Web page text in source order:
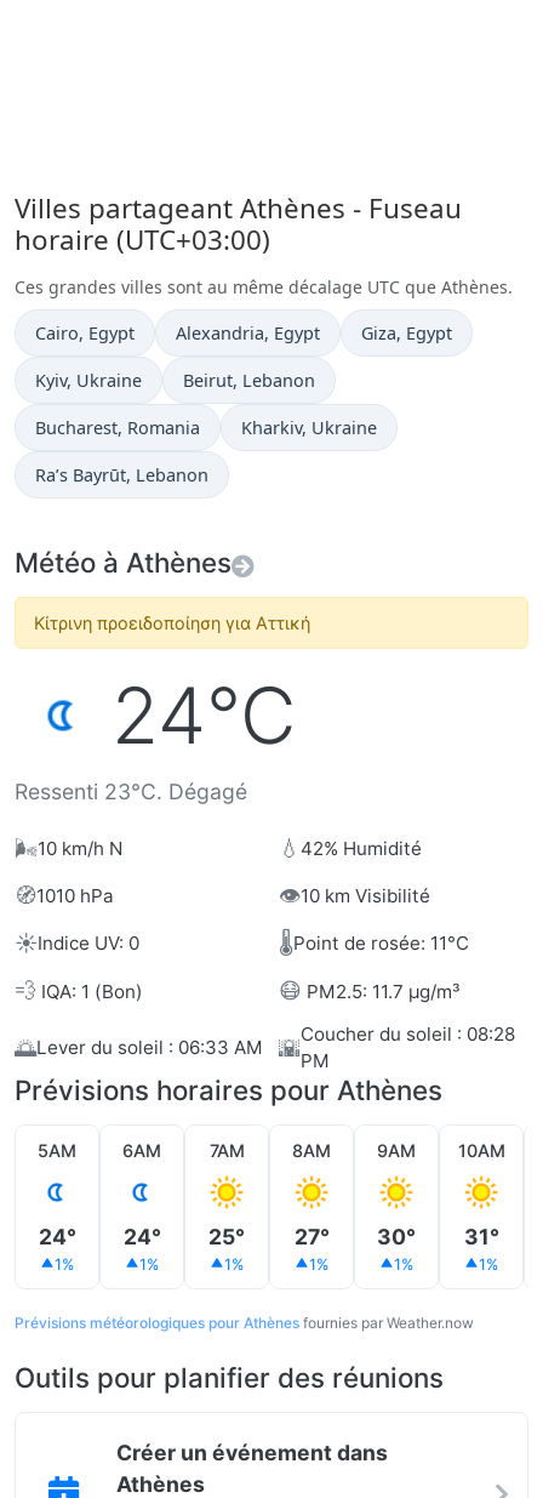
Villes partageant Athènes - Fuseau
horaire (UTC+03:00)
Ces grandes villes sont au même décalage UTC que Athènes.
Heure actuelle à
Cairo, Egypt Heure actuelle à
Alexandria, Egypt Heure actuelle à
Giza, Egypt
Heure actuelle à
Kyiv, Ukraine Heure actuelle à
Beirut, Lebanon
Heure actuelle à
Bucharest, Romania Heure actuelle à
Kharkiv, Ukraine
Heure actuelle à
Ra’s Bayrūt, Lebanon
Météo à Athènes
Κίτρινη προειδοποίηση για Αττική
24°C
Ressenti 23°C. Dégagé
🌬️10 km/h N 💧 42% Humidité
🧭1010 hPa 👁️10 km Visibilité
☀️Indice UV: 0 🌡️Point de rosée: 11°C
💨 IQA: 1 (Bon) 😷 PM2.5: 11.7 µg/m³
🌅Lever du soleil : 06:33 AM 🌇Coucher du soleil : 08:28
PM
Prévisions horaires pour Athènes
5AM
24°
1%
6AM
24°
1%
7AM
25°
1%
8AM
27°
1%
9AM
30°
1%
10AM
31°
1%
Prévisions météorologiques pour Athènes fournies par Weather.now
Outils pour planifier des réunions
Créer un événement dans
Athènes